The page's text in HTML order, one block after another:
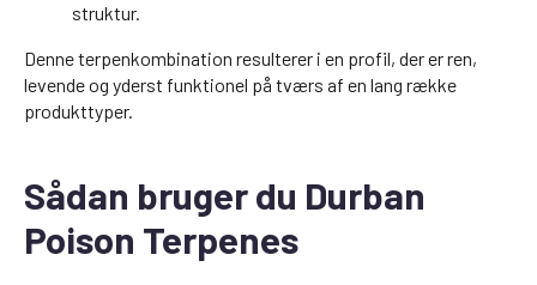
struktur.
Denne terpenkombination resulterer i en profil, der er ren,
levende og yderst funktionel på tværs af en lang række
produkttyper.
Sådan bruger du Durban
Poison Terpenes